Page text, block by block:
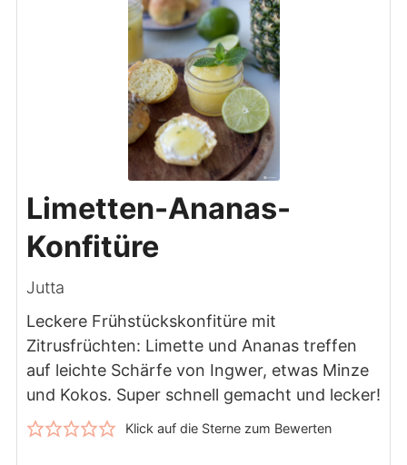
Limetten-Ananas-
Konfitüre
Jutta
Leckere Frühstückskonfitüre mit
Zitrusfrüchten: Limette und Ananas treffen
auf leichte Schärfe von Ingwer, etwas Minze
und Kokos. Super schnell gemacht und lecker!
Klick auf die Sterne zum Bewerten